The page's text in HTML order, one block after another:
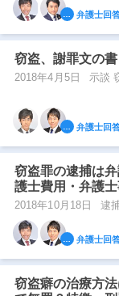
弁護士回
窃盗、謝罪文の
2018年4月5日 示談
弁護士回
窃盗罪の逮捕は
護士費用・弁護
2018年10月18日 逮
弁護士回
窃盗癖の治療方